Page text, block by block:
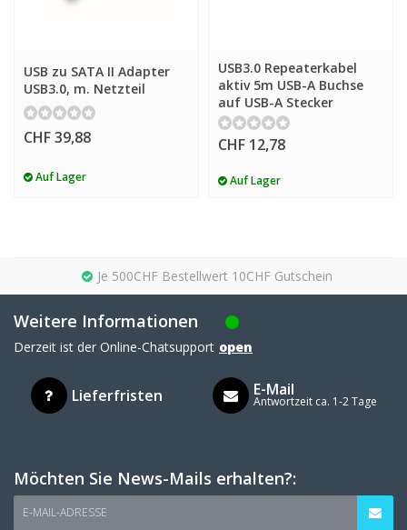
USB zu SATA II Adapter
USB3.0, m. Netzteil
CHF 39,88
Auf Lager
USB3.0 Repeaterkabel
aktiv 5m USB-A Buchse
auf USB-A Stecker
CHF 12,78
Auf Lager
Je 500CHF Bestellwert 10CHF Gutschein
Weitere Informationen
Derzeit ist der Online-Chatsupport open
Lieferfristen E-Mail
Antwortzeit ca. 1-2 Tage
Möchten Sie News-Mails erhalten?:
E-MAIL-ADRESSE